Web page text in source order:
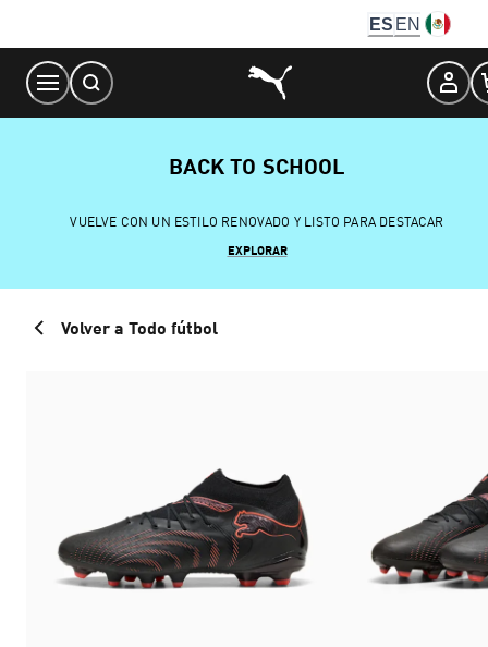
Content
ES EN
BACK TO SCHOOL
VUELVE CON UN ESTILO RENOVADO Y LISTO PARA DESTACAR
EXPLORAR
Volver a Todo fútbol